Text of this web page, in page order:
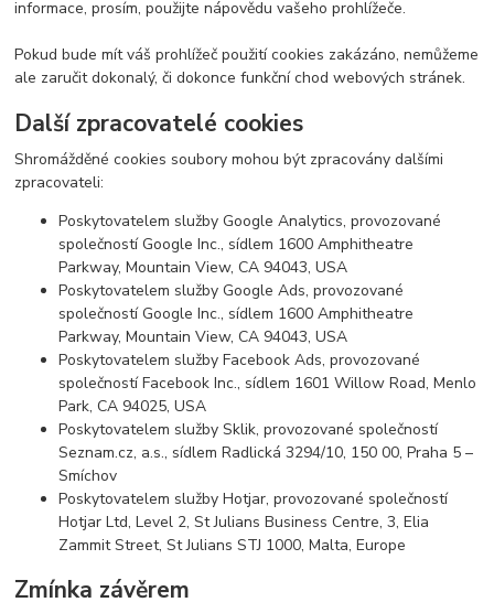
informace, prosím, použijte nápovědu vašeho prohlížeče.
Pokud bude mít váš prohlížeč použití cookies zakázáno, nemůžeme
ale zaručit dokonalý, či dokonce funkční chod webových stránek.
Další zpracovatelé cookies
Shromážděné cookies soubory mohou být zpracovány dalšími
zpracovateli:
Poskytovatelem služby Google Analytics, provozované
společností Google Inc., sídlem 1600 Amphitheatre
Parkway, Mountain View, CA 94043, USA
Poskytovatelem služby Google Ads, provozované
společností Google Inc., sídlem 1600 Amphitheatre
Parkway, Mountain View, CA 94043, USA
Poskytovatelem služby Facebook Ads, provozované
společností Facebook Inc., sídlem 1601 Willow Road, Menlo
Park, CA 94025, USA
Poskytovatelem služby Sklik, provozované společností
Seznam.cz, a.s., sídlem Radlická 3294/10, 150 00, Praha 5 –
Smíchov
Poskytovatelem služby Hotjar, provozované společností
Hotjar Ltd, Level 2, St Julians Business Centre, 3, Elia
Zammit Street, St Julians STJ 1000, Malta, Europe
Zmínka závěrem